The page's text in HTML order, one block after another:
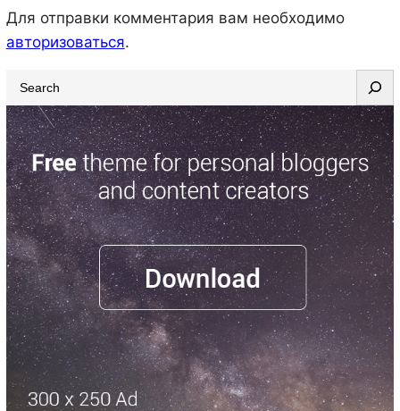
Для отправки комментария вам необходимо
авторизоваться.
e
a
r
c
h